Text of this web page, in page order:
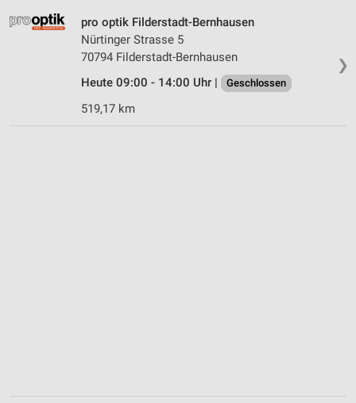
❯
pro optik Filderstadt-Bernhausen
Nürtinger Strasse 5
70794 Filderstadt-Bernhausen
Heute 09:00 - 14:00 Uhr |
Geschlossen
519,17 km